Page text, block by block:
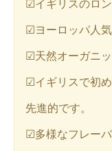
☑︎イギリスのロ
☑︎ヨーロッパ人
☑︎天然オーガニ
☑︎イギリスで初
先進的です。
☑︎多様なフレー